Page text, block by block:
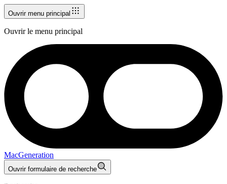
Ouvrir menu principal
Ouvrir le menu principal
MacGeneration
Ouvrir formulaire de recherche